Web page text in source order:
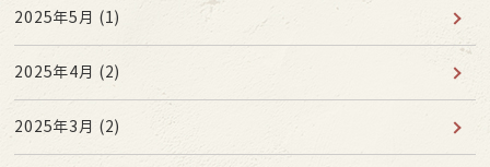
2025年5月 (1)
2025年4月 (2)
2025年3月 (2)